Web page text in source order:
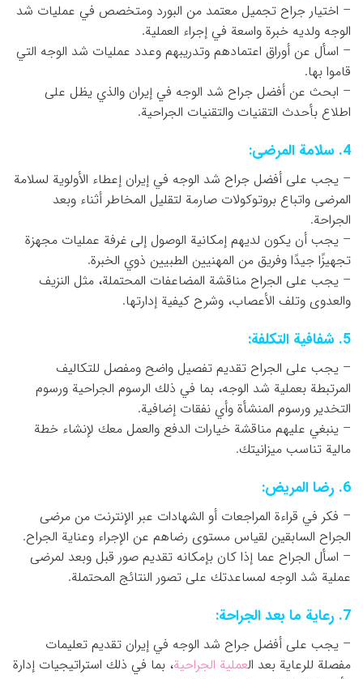
– اختيار جراح تجميل معتمد من البورد ومتخصص في عمليات شد
الوجه ولديه خبرة واسعة في إجراء العملية.
– اسأل عن أوراق اعتمادهم وتدريبهم وعدد عمليات شد الوجه التي
قاموا بها.
– ابحث عن أفضل جراح شد الوجه في إيران والذي يظل على
اطلاع بأحدث التقنيات والتقنيات الجراحية.
4. سلامة المرضى:
– يجب على أفضل جراح شد الوجه في إيران إعطاء الأولوية لسلامة
المرضى واتباع بروتوكولات صارمة لتقليل المخاطر أثناء وبعد
الجراحة.
– يجب أن يكون لديهم إمكانية الوصول إلى غرفة عمليات مجهزة
تجهيزًا جيدًا وفريق من المهنيين الطبيين ذوي الخبرة.
– يجب على الجراح مناقشة المضاعفات المحتملة، مثل النزيف
والعدوى وتلف الأعصاب، وشرح كيفية إدارتها.
5. شفافية التكلفة:
– يجب على الجراح تقديم تفصيل واضح ومفصل للتكاليف
المرتبطة بعملية شد الوجه، بما في ذلك الرسوم الجراحية ورسوم
التخدير ورسوم المنشأة وأي نفقات إضافية.
– ينبغي عليهم مناقشة خيارات الدفع والعمل معك لإنشاء خطة
مالية تناسب ميزانيتك.
6. رضا المريض:
– فكر في قراءة المراجعات أو الشهادات عبر الإنترنت من مرضى
الجراح السابقين لقياس مستوى رضاهم عن الإجراء وعناية الجراح.
– اسأل الجراح عما إذا كان بإمكانه تقديم صور قبل وبعد لمرضى
عملية شد الوجه لمساعدتك على تصور النتائج المحتملة.
7. رعاية ما بعد الجراحة:
– يجب على أفضل جراح شد الوجه في إيران تقديم تعليمات
مفصلة للرعاية بعد العملية الجراحية، بما في ذلك استراتيجيات إدارة